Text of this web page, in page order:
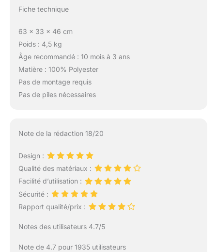
Fiche technique
63 x 33 x 46 cm
Poids : 4,5 kg
Âge recommandé : 10 mois à 3 ans
Matière : 100% Polyester
Pas de montage requis
Pas de piles nécessaires
Note de la rédaction 18/20
Design :
Qualité des matériaux :
Facilité d’utilisation :
Sécurité :
Rapport qualité/prix :
Notes des utilisateurs 4.7/5
Note de 4.7 pour 1935 utilisateurs